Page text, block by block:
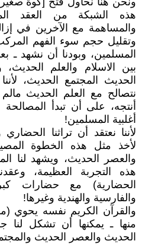
هذه الشبكة من العقد
والمساهمة مع الآخرين في
وتقليل حجم سوء الفهم المركب
المسلمين، وبودنا أن نشهد ـ
بين الاسلام والعلم
الحديث المجتمع الحديث،
نتصالح مع العلم الحديث
أنتجه، على أن تبدأ
أغلبية المسلمين!
لأننا نعتقد أن تراثنا
لأخذ مثل هذه الخطوة
والعصر الحديث، ويشهد لنا
هذه التجربة العظيمة،
الحضارية) مع حضارات
والفارسية والهندية وغيرها!
والقرآن الكريم نفسه يحوي
منها ـ يمكنها أن تشكل لنا
الحديث والعصر الحديث